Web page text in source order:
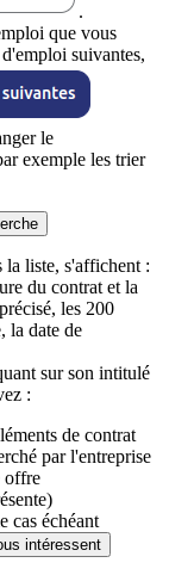
.
que vous
suivantes,
le
exemple les trier
la liste, s'affichent :
du contrat et la
les 200
la date de
sur son intitulé
:
de contrat
par l'entreprise
offre
cas échéant
intéressent